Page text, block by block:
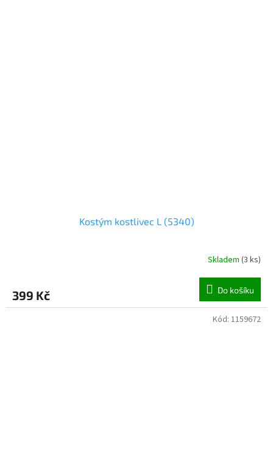
Kostým kostlivec L (5340)
Skladem (3 ks)
399 Kč Do košíku
Kód: 1159672